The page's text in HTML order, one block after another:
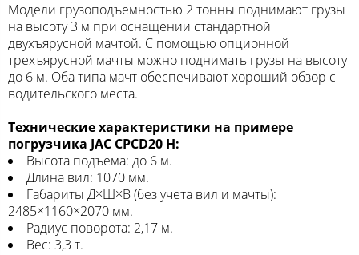
Модели грузоподъемностью 2 тонны поднимают грузы
на высоту 3 м при оснащении стандартной
двухъярусной мачтой. С помощью опционной
трехъярусной мачты можно поднимать грузы на высоту
до 6 м. Оба типа мачт обеспечивают хороший обзор с
водительского места.
Технические характеристики на примере
погрузчика JAC CPCD20 H:
Высота подъема: до 6 м.
Длина вил: 1070 мм.
Габариты Д×Ш×В (без учета вил и мачты):
2485×1160×2070 мм.
Радиус поворота: 2,17 м.
Вес: 3,3 т.